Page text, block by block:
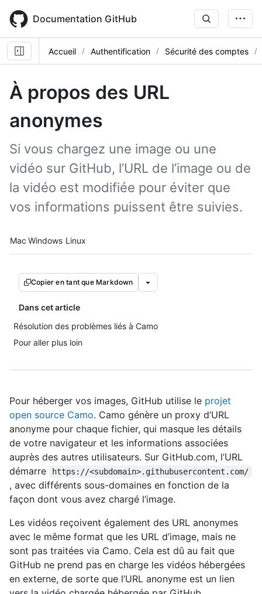
main
content
Documentation GitHub
Accueil Authentification Sécurité des comptes
À propos des URL
anonymes
Si vous chargez une image ou une
vidéo sur GitHub, l’URL de l’image ou de
la vidéo est modifiée pour éviter que
vos informations puissent être suivies.
Platform navigation
Mac Windows Linux
Copier en tant que Markdown
Dans cet article
Résolution des problèmes liés à Camo
Pour aller plus loin
Pour héberger vos images, GitHub utilise le projet
open source Camo. Camo génère un proxy d’URL
anonyme pour chaque fichier, qui masque les détails
de votre navigateur et les informations associées
auprès des autres utilisateurs. Sur GitHub.com, l’URL
démarre
https://<subdomain>.githubusercontent.com/
, avec différents sous-domaines en fonction de la
façon dont vous avez chargé l’image.
Les vidéos reçoivent également des URL anonymes
avec le même format que les URL d’image, mais ne
sont pas traitées via Camo. Cela est dû au fait que
GitHub ne prend pas en charge les vidéos hébergées
en externe, de sorte que l’URL anonyme est un lien